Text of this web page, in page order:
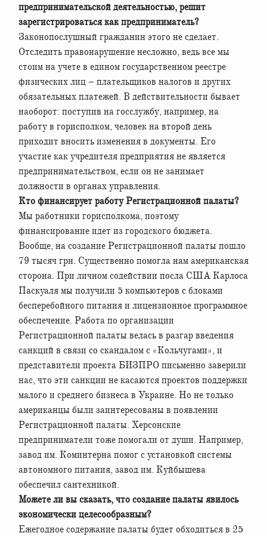
предпринимательской деятельностью, решит
зарегистрироваться как предприниматель?
Законопослушный гражданин этого не сделает.
Отследить правонарушение несложно, ведь все мы
стоим на учете в едином государственном реестре
физических лиц – плательщиков налогов и других
обязательных платежей. В действительности бывает
наоборот: поступив на госслужбу, например, на
работу в горисполком, человек на второй день
приходит вносить изменения в документы. Его
участие как учредителя предприятия не является
предпринимательством, если он не занимает
должности в органах управления.
Кто финансирует работу Регистрационной палаты?
Мы работники горисполкома, поэтому
финансирование идет из городского бюджета.
Вообще, на создание Регистрационной палаты пошло
79 тысяч грн. Существенно помогла нам американская
сторона. При личном содействии посла США Карлоса
Паскуаля мы получили 5 компьютеров с блоками
бесперебойного питания и лицензионное программное
обеспечение. Работа по организации
Регистрационной палаты велась в разгар введения
санкций в связи со скандалом с «Кольчугами», и
представители проекта БИЗПРО письменно заверили
нас, что эти санкции не касаются проектов поддержки
малого и среднего бизнеса в Украине. Но не только
американцы были заинтересованы в появлении
Регистрационной палаты. Херсонские
предприниматели тоже помогали от души. Например,
завод им. Коминтерна помог с установкой системы
автономного питания, завод им. Куйбышева
обеспечил сантехникой.
Можете ли вы сказать, что создание палаты явилось
экономически целесообразным?
Ежегодное содержание палаты будет обходиться в 25